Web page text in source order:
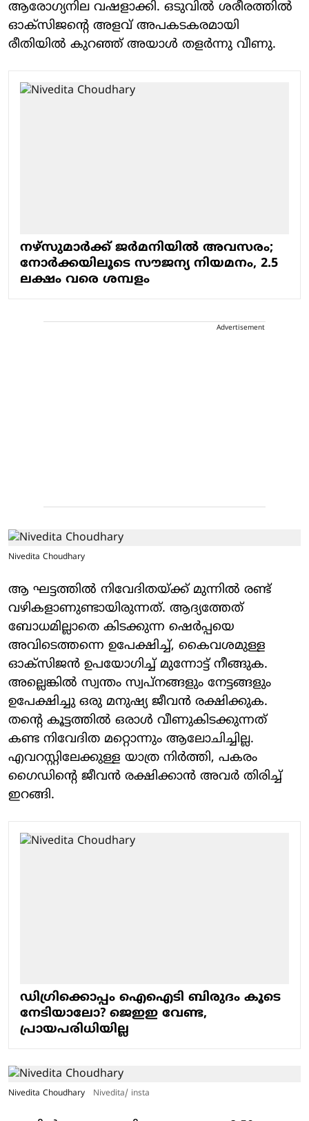
ആരോഗ്യനില വഷളാക്കി. ഒടുവിൽ ശരീരത്തിൽ
ഓക്സിജൻ്റെ അളവ് അപകടകരമായി
രീതിയിൽ കുറഞ്ഞ് അയാൾ തളർന്നു വീണു.
നഴ്സുമാർക്ക് ജർമനിയിൽ അവസരം;
നോർക്കയിലൂടെ സൗജന്യ നിയമനം, 2.5
ലക്ഷം വരെ ശമ്പളം
Advertisement
Nivedita Choudhary
ആ ഘട്ടത്തിൽ നിവേദിതയ്ക്ക് മുന്നിൽ രണ്ട്
വഴികളാണുണ്ടായിരുന്നത്. ആദ്യത്തേത്
ബോധമില്ലാതെ കിടക്കുന്ന ഷെർപ്പയെ
അവിടെത്തന്നെ ഉപേക്ഷിച്ച്, കൈവശമുള്ള
ഓക്സിജൻ ഉപയോഗിച്ച് മുന്നോട്ട് നീങ്ങുക.
അല്ലെങ്കിൽ സ്വന്തം സ്വപ്നങ്ങളും നേട്ടങ്ങളും
ഉപേക്ഷിച്ചു ഒരു മനുഷ്യ ജീവൻ രക്ഷിക്കുക.
തന്റെ കൂട്ടത്തിൽ ഒരാൾ വീണുകിടക്കുന്നത്
കണ്ട നിവേദിത മറ്റൊന്നും ആലോചിച്ചില്ല.
എവറസ്റ്റിലേക്കുള്ള യാത്ര നിർത്തി, പകരം
ഗൈഡിന്റെ ജീവൻ രക്ഷിക്കാൻ അവർ തിരിച്ച്
ഇറങ്ങി.
ഡിഗ്രിക്കൊപ്പം ഐഐടി ബിരുദം കൂടെ
നേടിയാലോ? ജെഇഇ വേണ്ട,
പ്രായപരിധിയില്ല
Nivedita Choudhary Nivedita/ insta